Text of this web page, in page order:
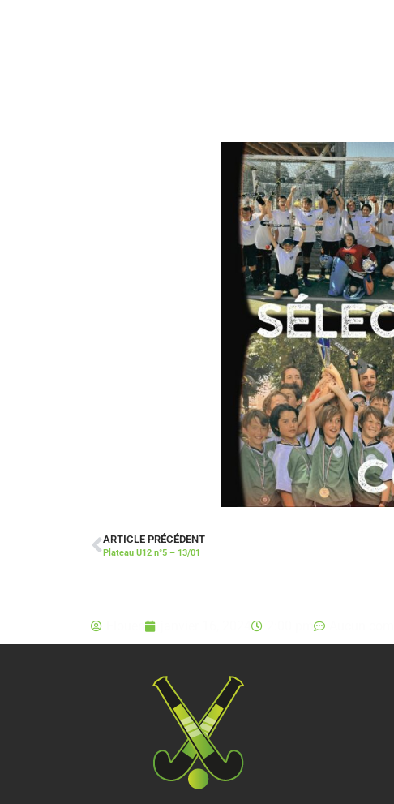
ARTICLE PRÉCÉDENT
Plateau U12 n°5 – 13/01